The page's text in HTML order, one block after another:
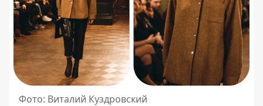
Фото: Виталий Куздровский